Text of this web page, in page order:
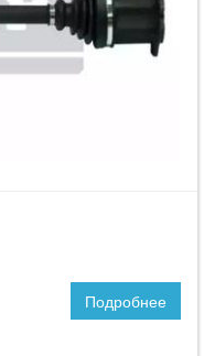
Подробнее